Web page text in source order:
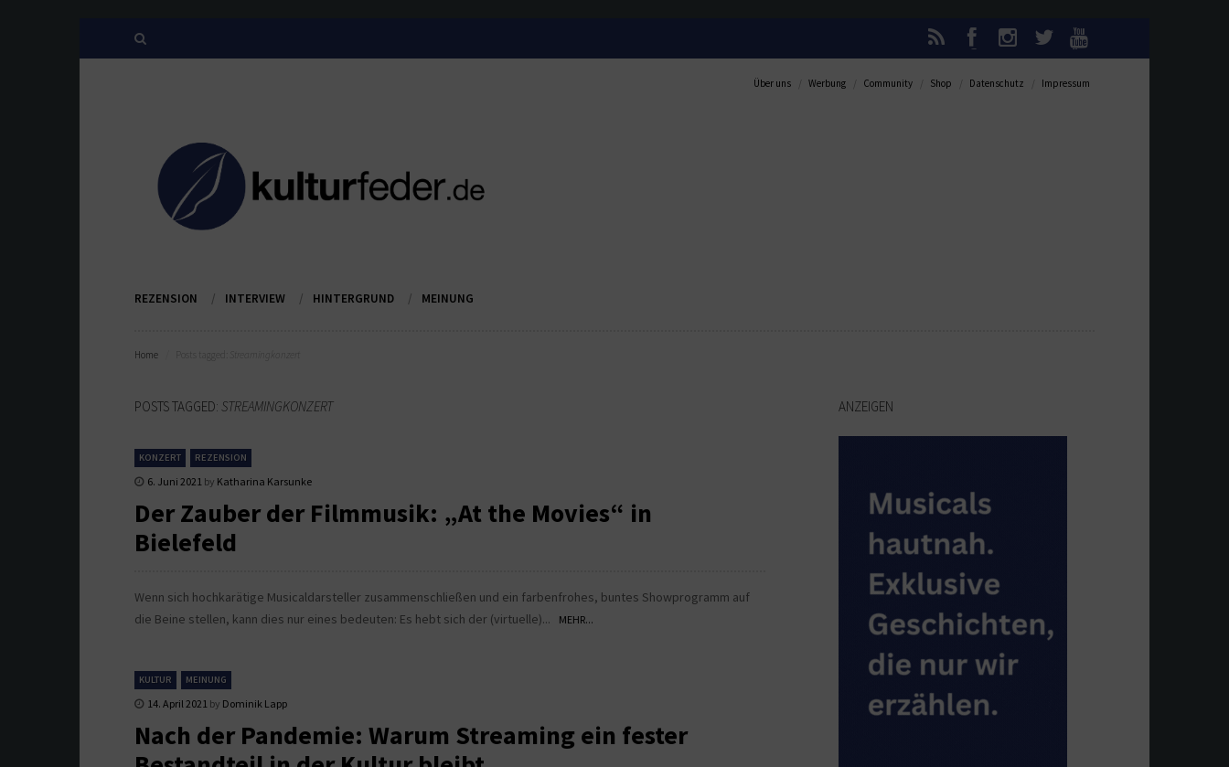
Über uns Werbung Community Shop Datenschutz Impressum
REZENSION INTERVIEW HINTERGRUND MEINUNG
Home
POSTS TAGGED: STREAMINGKONZERT
KONZERT REZENSION
6. Juni 2021 by Katharina Karsunke
Der Zauber der Filmmusik: „At the Movies“ in
Bielefeld
Wenn sich hochkarätige Musicaldarsteller zusammenschließen und ein farbenfrohes, buntes Showprogramm auf
die Beine stellen, kann dies nur eines bedeuten: Es hebt sich der (virtuelle)...
MEHR...
KULTUR MEINUNG
14. April 2021 by Dominik Lapp
Nach der Pandemie: Warum Streaming ein fester
ANZEIGEN